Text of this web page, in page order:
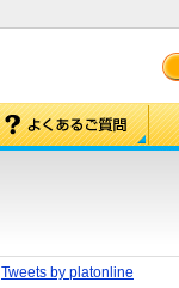
Tweets by platonline